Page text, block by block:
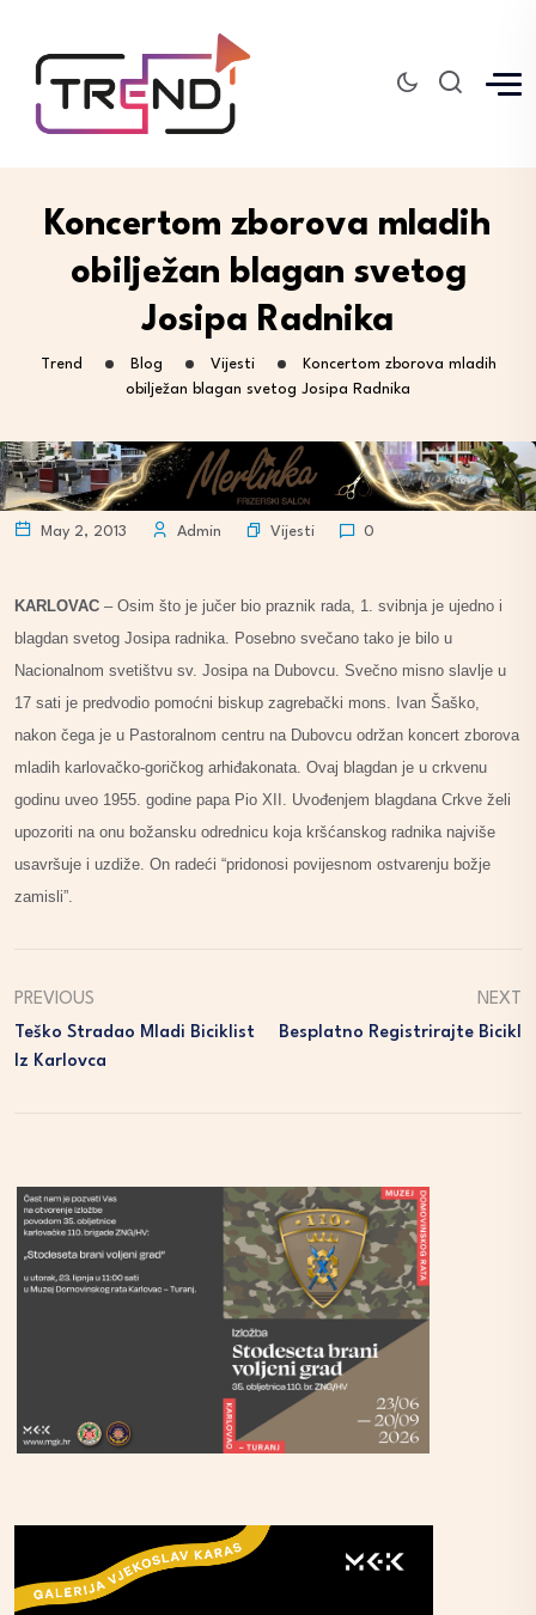
Koncertom zborova mladih
obilježan blagan svetog
Josipa Radnika
Trend Blog Vijesti
Koncertom zborova mladih
obilježan blagan svetog Josipa Radnika
May 2, 2013 Admin Vijesti 0
KARLOVAC – Osim što je jučer bio praznik rada, 1. svibnja je ujedno i
blagdan svetog Josipa radnika. Posebno svečano tako je bilo u
Nacionalnom svetištvu sv. Josipa na Dubovcu. Svečno misno slavlje u
17 sati je predvodio pomoćni biskup zagrebački mons. Ivan Šaško,
nakon čega je u Pastoralnom centru na Dubovcu održan koncert zborova
mladih karlovačko-goričkog arhiđakonata. Ovaj blagdan je u crkvenu
godinu uveo 1955. godine papa Pio XII. Uvođenjem blagdana Crkve želi
upozoriti na onu božansku odrednicu koja kršćanskog radnika najviše
usavršuje i uzdiže. On radeći “pridonosi povijesnom ostvarenju božje
zamisli”.
PREVIOUS
Teško Stradao Mladi Biciklist
Iz Karlovca
NEXT
Besplatno Registrirajte Bicikl